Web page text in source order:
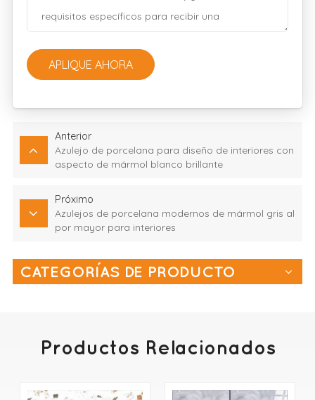
APLIQUE AHORA
Anterior
Azulejo de porcelana para diseño de interiores con
aspecto de mármol blanco brillante
Próximo
Azulejos de porcelana modernos de mármol gris al
por mayor para interiores
CATEGORÍAS DE PRODUCTO
Productos Relacionados